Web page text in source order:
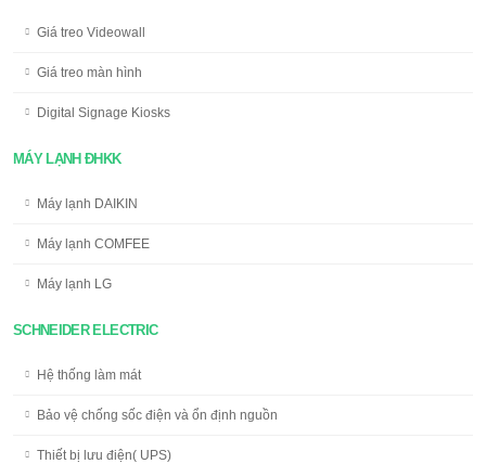
Giá treo Videowall
Giá treo màn hình
Digital Signage Kiosks
MÁY LẠNH ĐHKK
Máy lạnh DAIKIN
Máy lạnh COMFEE
Máy lạnh LG
SCHNEIDER ELECTRIC
Hệ thống làm mát
Bảo vệ chống sốc điện và ổn định nguồn
Thiết bị lưu điện( UPS)